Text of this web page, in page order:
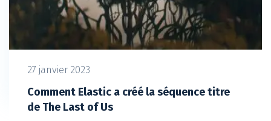
27 janvier 2023
Comment Elastic a créé la séquence titre
de The Last of Us